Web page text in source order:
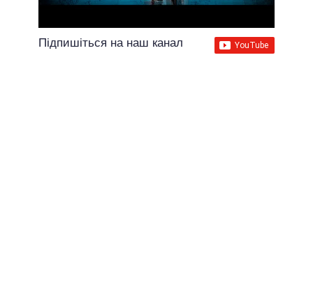
Підпишіться на наш канал